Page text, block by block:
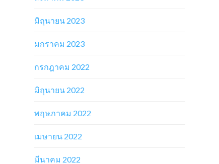
มิถุนายน 2023
มกราคม 2023
กรกฎาคม 2022
มิถุนายน 2022
พฤษภาคม 2022
เมษายน 2022
มีนาคม 2022